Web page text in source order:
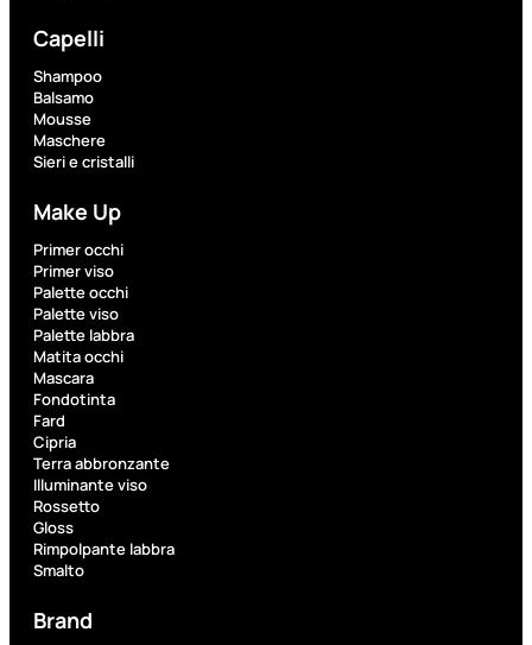
Capelli
Shampoo
Balsamo
Mousse
Maschere
Sieri e cristalli
Make Up
Primer occhi
Primer viso
Palette occhi
Palette viso
Palette labbra
Matita occhi
Mascara
Fondotinta
Fard
Cipria
Terra abbronzante
Illuminante viso
Rossetto
Gloss
Rimpolpante labbra
Smalto
Brand